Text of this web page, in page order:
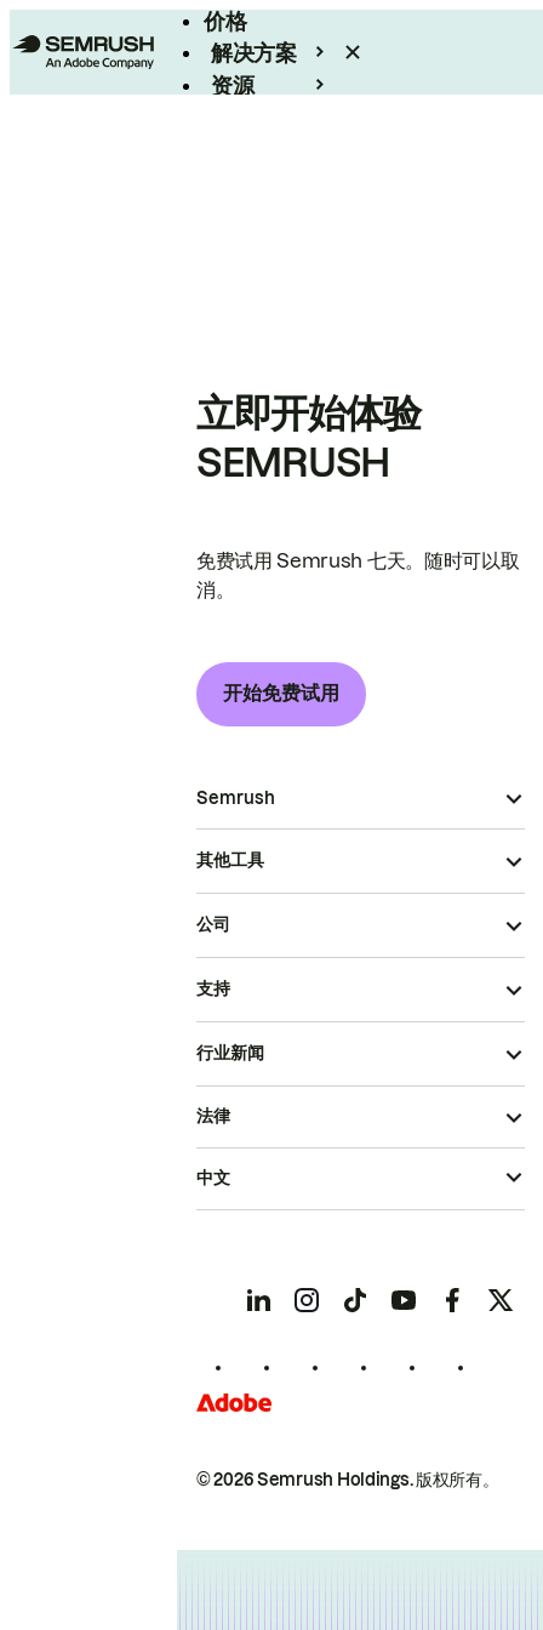
价格
解决方案
资源
立即开始体验
SEMRUSH
免费试用 Semrush 七天。随时可以取
消。
开始免费试用
Semrush
其他工具
公司
支持
行业新闻
© 2026 Semrush Holdings.版权所有。
法律
中文